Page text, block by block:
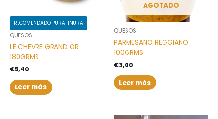
RECOMENDADO PURAFINURA
QUESOS
LE CHEVRE GRAND OR
180GRMS
€5,40
Leer más
AGOTADO
QUESOS
PARMESANO REGGIANO
100GRMS
€3,00
Leer más